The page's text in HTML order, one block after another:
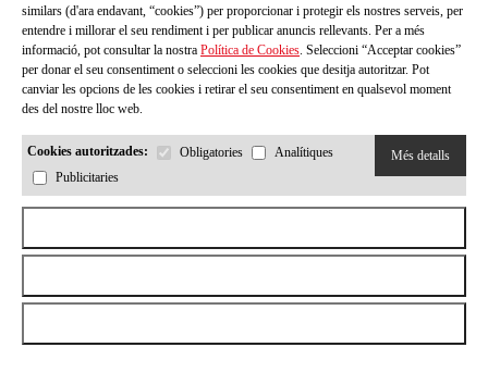
similars (d'ara endavant, “cookies”) per proporcionar i protegir els nostres serveis, per
entendre i millorar el seu rendiment i per publicar anuncis rellevants. Per a més
informació, pot consultar la nostra Política de Cookies. Seleccioni “Acceptar cookies”
per donar el seu consentiment o seleccioni les cookies que desitja autoritzar. Pot
canviar les opcions de les cookies i retirar el seu consentiment en qualsevol moment
des del nostre lloc web.
Cookies autoritzades: Obligatories
Analítiques
Publicitaries
Més detalls